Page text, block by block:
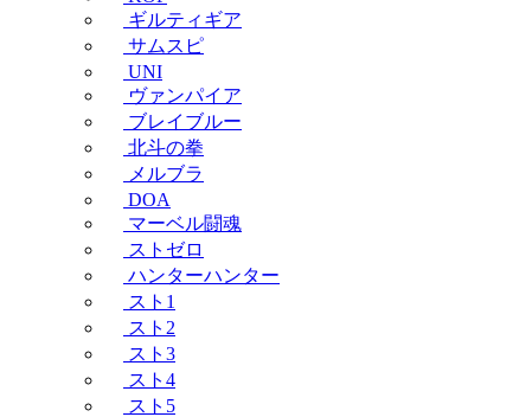
ギルティギア
サムスピ
UNI
ヴァンパイア
ブレイブルー
北斗の拳
メルブラ
DOA
マーベル闘魂
ストゼロ
ハンターハンター
スト1
スト2
スト3
スト4
スト5